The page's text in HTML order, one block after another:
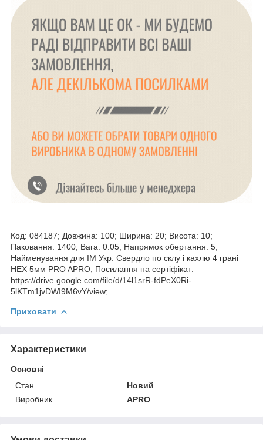
Код: 084187; Довжина: 100; Ширина: 20; Висота: 10;
Паковання: 1400; Вага: 0.05; Напрямок обертання: 5;
Найменування для ІМ Укр: Свердло по склу і кахлю 4 грані
HEX 5мм PRO APRO; Посилання на сертіфікат:
https://drive.google.com/file/d/14l1srR-fdPeX0Ri-
5lKTm1jvDWI9M6vY/view;
Приховати
Характеристики
Основні
Стан
Новий
Виробник
APRO